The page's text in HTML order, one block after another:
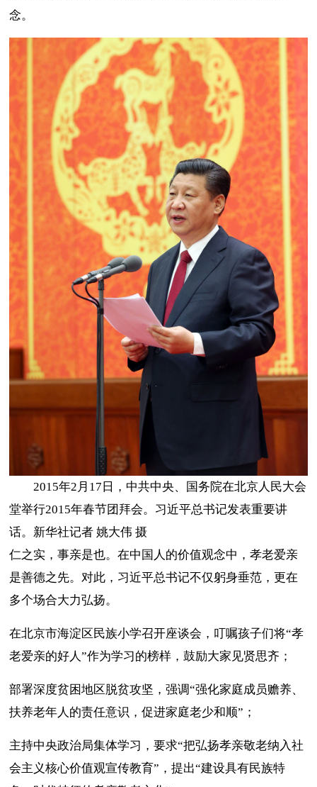
念。
2015年2月17日，中共中央、国务院在北京人民大会
堂举行2015年春节团拜会。习近平总书记发表重要讲
话。新华社记者 姚大伟 摄
仁之实，事亲是也。在中国人的价值观念中，孝老爱亲
是善德之先。对此，习近平总书记不仅躬身垂范，更在
多个场合大力弘扬。
在北京市海淀区民族小学召开座谈会，叮嘱孩子们将“孝
老爱亲的好人”作为学习的榜样，鼓励大家见贤思齐；
部署深度贫困地区脱贫攻坚，强调“强化家庭成员赡养、
扶养老年人的责任意识，促进家庭老少和顺”；
主持中央政治局集体学习，要求“把弘扬孝亲敬老纳入社
会主义核心价值观宣传教育”，提出“建设具有民族特